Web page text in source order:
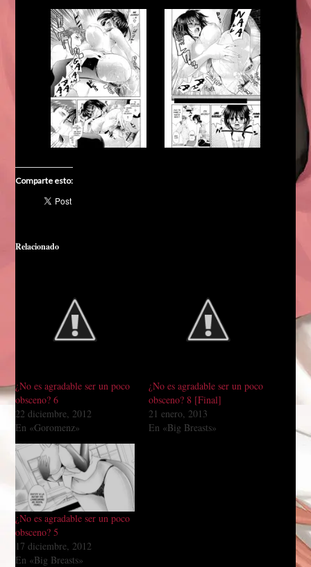
Comparte esto:
Relacionado
¿No es agradable ser un poco
obsceno? 6
22 diciembre, 2012
En «Goromenz»
¿No es agradable ser un poco
obsceno? 8 [Final]
21 enero, 2013
En «Big Breasts»
¿No es agradable ser un poco
obsceno? 5
17 diciembre, 2012
En «Big Breasts»